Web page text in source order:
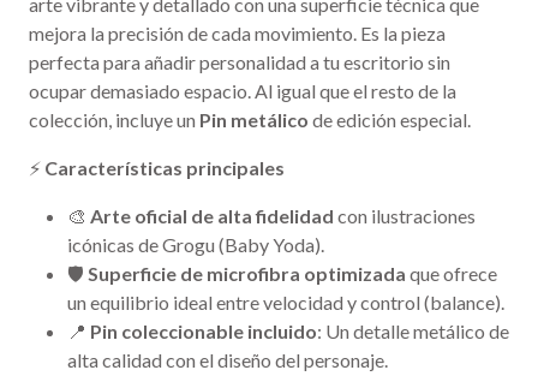
mejora la precisión de cada movimiento. Es la pieza
perfecta para añadir personalidad a tu escritorio sin
ocupar demasiado espacio. Al igual que el resto de la
colección, incluye un Pin metálico de edición especial.
⚡ Características principales
🎨 Arte oficial de alta fidelidad con ilustraciones
icónicas de Grogu (Baby Yoda).
🛡️ Superficie de microfibra optimizada que ofrece
un equilibrio ideal entre velocidad y control (balance).
📍 Pin coleccionable incluido: Un detalle metálico de
alta calidad con el diseño del personaje.